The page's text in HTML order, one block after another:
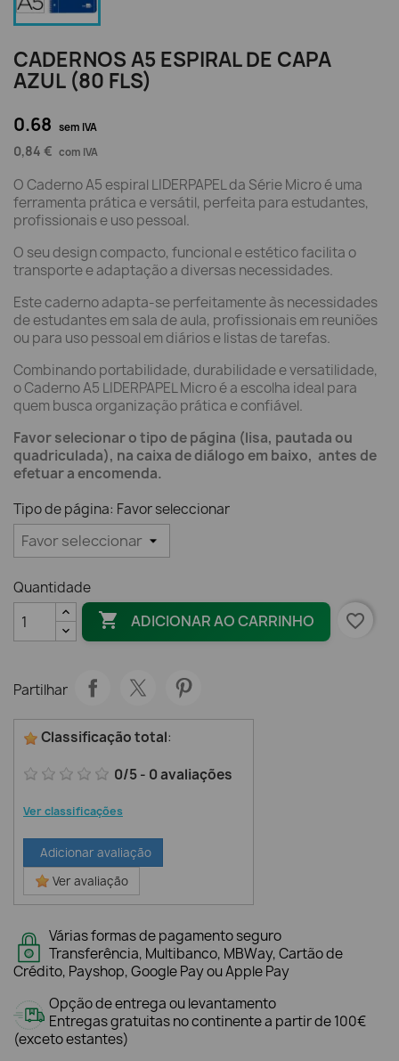
CADERNOS A5 ESPIRAL DE CAPA
AZUL (80 FLS)
0.68 sem IVA
0,84 € com IVA
O Caderno A5 espiral LIDERPAPEL da Série Micro é uma
ferramenta prática e versátil, perfeita para estudantes,
profissionais e uso pessoal.
O seu design compacto, funcional e estético facilita o
transporte e adaptação a diversas necessidades.
Este caderno adapta-se perfeitamente às necessidades
de estudantes em sala de aula, profissionais em reuniões
ou para uso pessoal em diários e listas de tarefas.
Combinando portabilidade, durabilidade e versatilidade,
o Caderno A5 LIDERPAPEL Micro é a escolha ideal para
quem busca organização prática e confiável.
Favor selecionar o tipo de página (lisa, pautada ou
quadriculada), na caixa de diálogo em baixo, antes de
efetuar a encomenda.
Tipo de página: Favor seleccionar
Quantidade
 ADICIONAR AO CARRINHO favorite_border
Partilhar
Classificação total:
0/5- 0avaliações
Ver classificações
Adicionar avaliação
Ver avaliação
Várias formas de pagamento seguro
Transferência, Multibanco, MBWay, Cartão de
Crédito, Payshop, Google Pay ou Apple Pay
Opção de entrega ou levantamento
Entregas gratuitas no continente a partir de 100€
(exceto estantes)